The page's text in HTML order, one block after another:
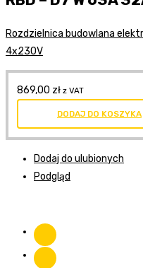
Rozdzielnica budowlana
4x230V
869,00 zł z VAT
DODAJ DO KOSZYKA
Dodaj do ulubionych
Podgląd